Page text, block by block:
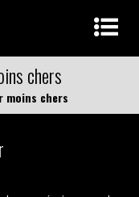
chers
moins chers